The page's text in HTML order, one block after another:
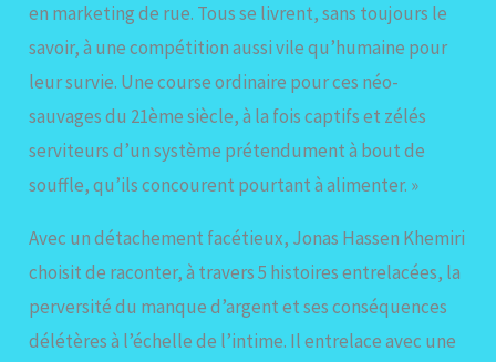
en marketing de rue. Tous se livrent, sans toujours le
savoir, à une compétition aussi vile qu’humaine pour
leur survie. Une course ordinaire pour ces néo-
sauvages du 21ème siècle, à la fois captifs et zélés
serviteurs d’un système prétendument à bout de
souffle, qu’ils concourent pourtant à alimenter. »
Avec un détachement facétieux, Jonas Hassen Khemiri
choisit de raconter, à travers 5 histoires entrelacées, la
perversité du manque d’argent et ses conséquences
délétères à l’échelle de l’intime. Il entrelace avec une